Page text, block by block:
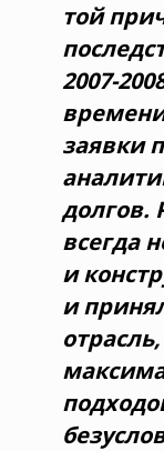
той
2007-
заявки
долгов.
всегда
и
и